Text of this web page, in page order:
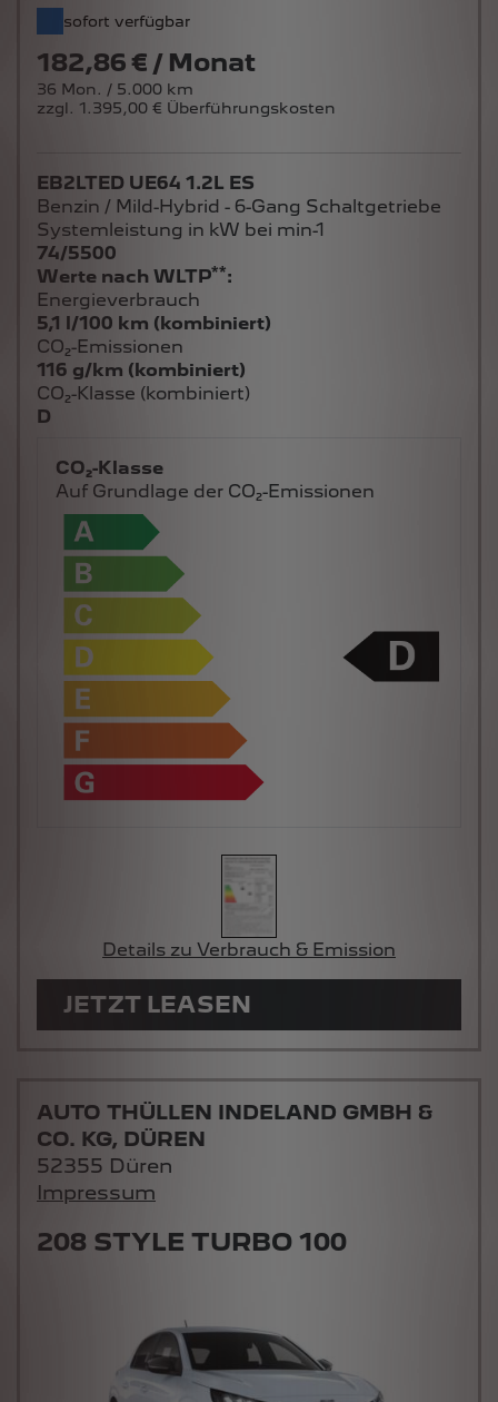
182,86 € / Monat
36 Mon. / 5.000 km
zzgl. 1.395,00 € Überführungskosten
Benzin / Mild-Hybrid - 6-Gang Schaltgetriebe
Systemleistung in kW bei min-1
74/5500
Werte nach WLTP
Energieverbrauch
5,1 l/100 km (kombiniert)
CO₂-Emissionen
116 g/km (kombiniert)
CO₂-Klasse (kombiniert)
D
Auf Grundlage der CO₂-Emissionen
JETZT LEASEN
AUTO THÜLLEN INDELAND GMBH &
CO. KG, DÜREN
52355 Düren
Impressum